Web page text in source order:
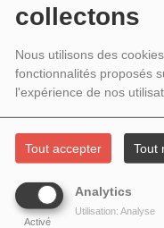
collectons
Nous utilisons des
fonctionnalités proposés
l'expérience de nos
Tout accepter Tout
Analytics
Activé
Utilisation: Analyse